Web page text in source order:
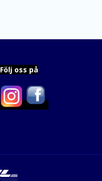
Följ oss på